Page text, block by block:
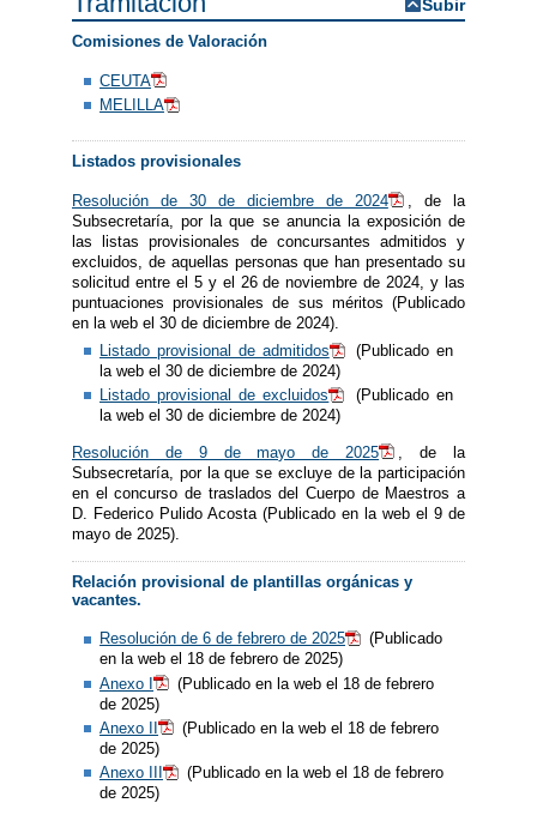
Subir
Comisiones de Valoración
CEUTA
MELILLA
Listados provisionales
Resolución de 30 de diciembre de 2024
, de la
Subsecretaría, por la que se anuncia la exposición de
las listas provisionales de concursantes admitidos y
excluidos, de aquellas personas que han presentado su
solicitud entre el 5 y el 26 de noviembre de 2024, y las
puntuaciones provisionales de sus méritos (Publicado
en la web el 30 de diciembre de 2024).
Listado provisional de admitidos
(Publicado en
la web el 30 de diciembre de 2024)
Listado provisional de excluidos
(Publicado en
la web el 30 de diciembre de 2024)
Resolución de 9 de mayo de 2025
, de la
Subsecretaría, por la que se excluye de la participación
en el concurso de traslados del Cuerpo de Maestros a
D. Federico Pulido Acosta (Publicado en la web el 9 de
mayo de 2025).
Relación provisional de plantillas orgánicas y
vacantes.
Resolución de 6 de febrero de 2025
(Publicado
en la web el 18 de febrero de 2025)
Anexo I
(Publicado en la web el 18 de febrero
de 2025)
Anexo II
(Publicado en la web el 18 de febrero
de 2025)
Anexo III
(Publicado en la web el 18 de febrero
de 2025)